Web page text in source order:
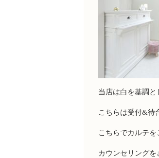
当店は白を基調
こちらは受付&待
こちらでカルテを
カウンセリングを